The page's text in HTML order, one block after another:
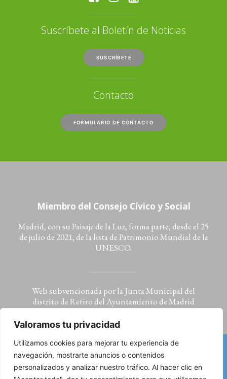
Valoramos tu privacidad
Utilizamos cookies para mejorar tu experiencia de
navegación, mostrarte anuncios o contenidos
personalizados y analizar nuestro tráfico. Al hacer clic en
Suscríbete al Boletín de Noticias
SUSCRÍBETE
Contacto
FORMULARIO DE CONTACTO
Miembro del Consejo Cívico y Social
Madrid, con su Paisaje de la Luz, forma parte, desde el 25
de julio de 2021, de la lista de Patrimonio Mundial de la
UNESCO.
Web subvencionada por la Junta Municipal del
distrito de Retiro del Ayuntamiento de Madrid
Aviso legal: condiciones de uso, política de privacidad
y cookies